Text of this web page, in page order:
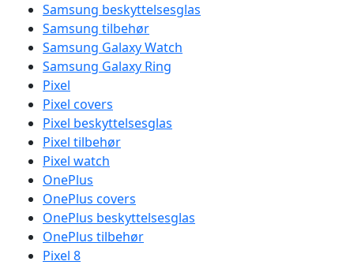
Samsung beskyttelsesglas
Samsung tilbehør
Samsung Galaxy Watch
Samsung Galaxy Ring
Pixel
Pixel covers
Pixel beskyttelsesglas
Pixel tilbehør
Pixel watch
OnePlus
OnePlus covers
OnePlus beskyttelsesglas
OnePlus tilbehør
Pixel 8